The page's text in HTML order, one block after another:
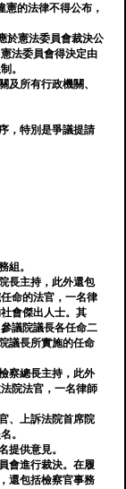
憲的法律不得公布，
於憲法委員會裁決公
法委員會得決定由
。
及所有行政機關、
，特別是爭議提請
組。
長主持，此外還包
命的法官，一名律
會傑出人士。其
議院議長各任命二
議長所實施的任命
察總長主持，此外
院法官，一名律師
、上訴法院首席院
。
提供意見。
會進行裁決。在履
還包括檢察官事務